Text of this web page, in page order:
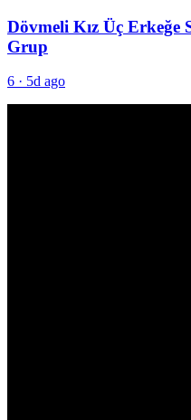
Dövmeli Kız Üç
Grup
6 · 5d ago